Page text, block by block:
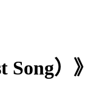
Song）